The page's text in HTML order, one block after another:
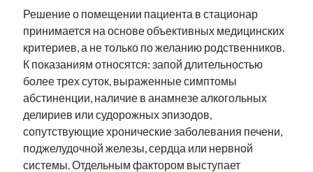
Решение о помещении пациента в стационар
принимается на основе объективных медицинских
критериев, а не только по желанию родственников.
К показаниям относятся: запой длительностью
более трех суток, выраженные симптомы
абстиненции, наличие в анамнезе алкогольных
делириев или судорожных эпизодов,
сопутствующие хронические заболевания печени,
поджелудочной железы, сердца или нервной
системы. Отдельным фактором выступает